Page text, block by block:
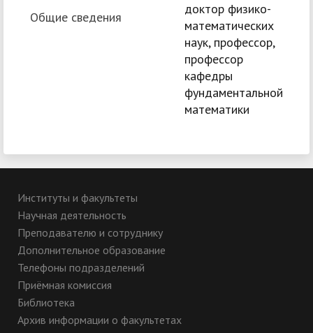
Общие сведения
доктор физико-
математических
наук, профессор,
профессор
кафедры
фундаментальной
математики
Институты и факультеты
Научная деятельность
Преподавателю и сотруднику
Дополнительное образование
Телефоны подразделений
Приёмная комиссия
Библиотека
Архив информации о факультетах